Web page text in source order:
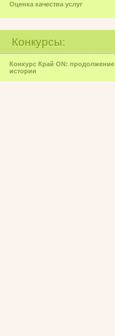
Оценка качества услуг
Конкурсы:
Конкурс Край ON: продолжение
истории